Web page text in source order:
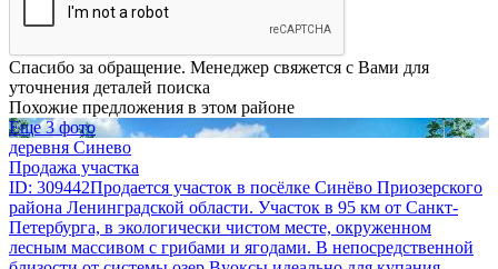
Спасибо за обращение. Менеджер свяжется с Вами для
уточнения деталей поиска
Похожие предложения в этом районе
Еще 3 фото
деревня Синево
Продажа участка
ID: 309442Продается участок в посёлке Синёво Приозерского
района Ленинградской области. Участок в 95 км от Санкт-
Петербурга, в экологически чистом месте, окруженном
лесным массивом с грибами и ягодами. В непосредственной